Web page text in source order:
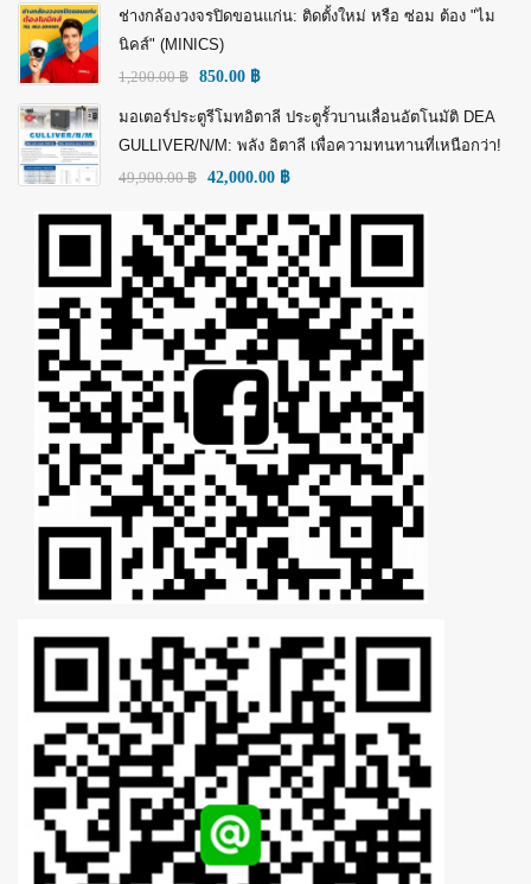
ช่างกล้องวงจรปิดขอนแก่น: ติดตั้งใหม่ หรือ ซ่อม ต้อง "ไม
นิคส์" (MINICS)
1,200.00฿ 850.00 ฿
มอเตอร์ประตูรีโมทอิตาลี ประตูรั้วบานเลื่อนอัตโนมัติ DEA
GULLIVER/N/M: พลัง อิตาลี เพื่อความทนทานที่เหนือกว่า!
49,900.00฿ 42,000.00 ฿